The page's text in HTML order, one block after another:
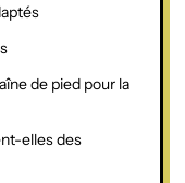
de pied pour la
elles des